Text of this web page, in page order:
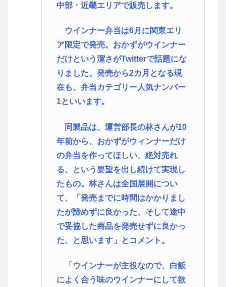
中部・近畿エリアで販売します。
ウインナー弁当は6月に関東エリ
ア限定で発売。おかずがウインナー
だけという潔さがTwitterで話題にな
りました。発売から2カ月となる現
在も、弁当カテゴリー人気ナンバー
1といいます。
同製品は、運営部長の林さんが10
年前から、おかずがウィンナーだけ
の弁当を作ってほしい、絶対売れ
る、という要望を出し続けて実現し
たもの。林さんは全国展開につい
て、「発売までに時間はかかりまし
たが諦めずに良かった、そして途中
で妥協した商品を発売せずに良かっ
た、と思います」とコメント。
「ウインナーが主役なので、白飯
によく合う味のウインナーにして欲